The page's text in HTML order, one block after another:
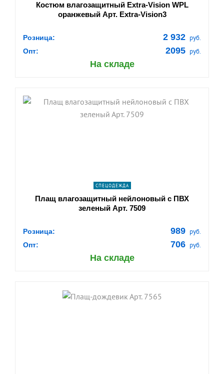
Костюм влагозащитный Extra-Vision WPL
оранжевый Арт. Extra-Vision3
Розница: 2 932 руб.
Опт: 2095 руб.
На складе
shopping_cart В КОРЗИНУ
СПЕЦОДЕЖДА
Плащ влагозащитный нейлоновый с ПВХ
зеленый Арт. 7509
Розница: 989 руб.
Опт: 706 руб.
На складе
shopping_cart В КОРЗИНУ